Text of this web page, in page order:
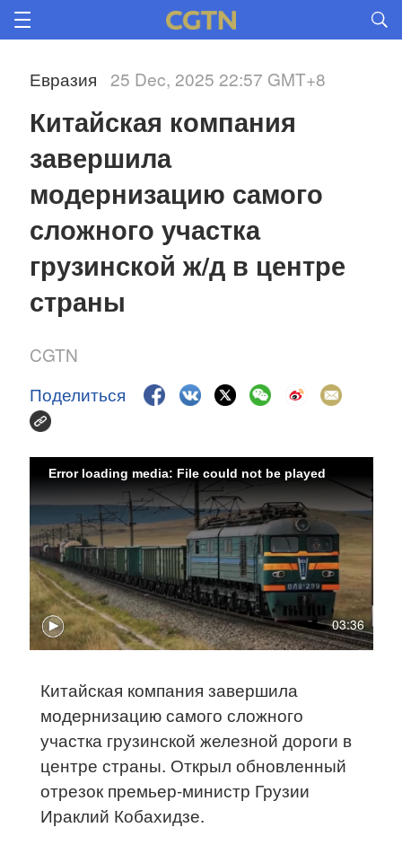
Евразия 25 Dec, 2025 22:57 GMT+8
Китайская компания
завершила
модернизацию самого
сложного участка
грузинской ж/д в центре
страны
CGTN
Поделиться
03:36
Error loading media: File could not be played
Китайская компания завершила
модернизацию самого сложного
участка грузинской железной дороги в
центре страны. Открыл обновленный
отрезок премьер-министр Грузии
Ираклий Кобахидзе.